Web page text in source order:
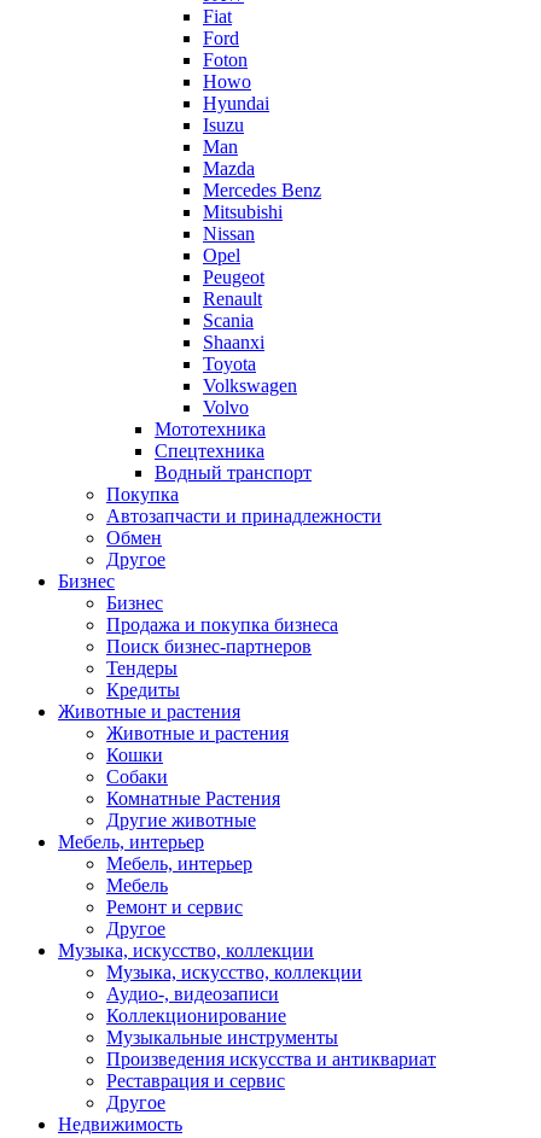
Fiat
Ford
Foton
Howo
Hyundai
Isuzu
Man
Mazda
Mercedes Benz
Mitsubishi
Nissan
Opel
Peugeot
Renault
Scania
Shaanxi
Toyota
Volkswagen
Volvo
Мототехника
Спецтехника
Водный транспорт
Покупка
Автозапчасти и принадлежности
Обмен
Другое
Бизнес
Бизнес
Продажа и покупка бизнеса
Поиск бизнес-партнеров
Тендеры
Кредиты
Животные и растения
Животные и растения
Кошки
Собаки
Комнатные Растения
Другие животные
Мебель, интерьер
Мебель, интерьер
Мебель
Ремонт и сервис
Другое
Музыка, искусство, коллекции
Музыка, искусство, коллекции
Аудио-, видеозаписи
Коллекционирование
Музыкальные инструменты
Произведения искусства и антиквариат
Реставрация и сервис
Другое
Недвижимость